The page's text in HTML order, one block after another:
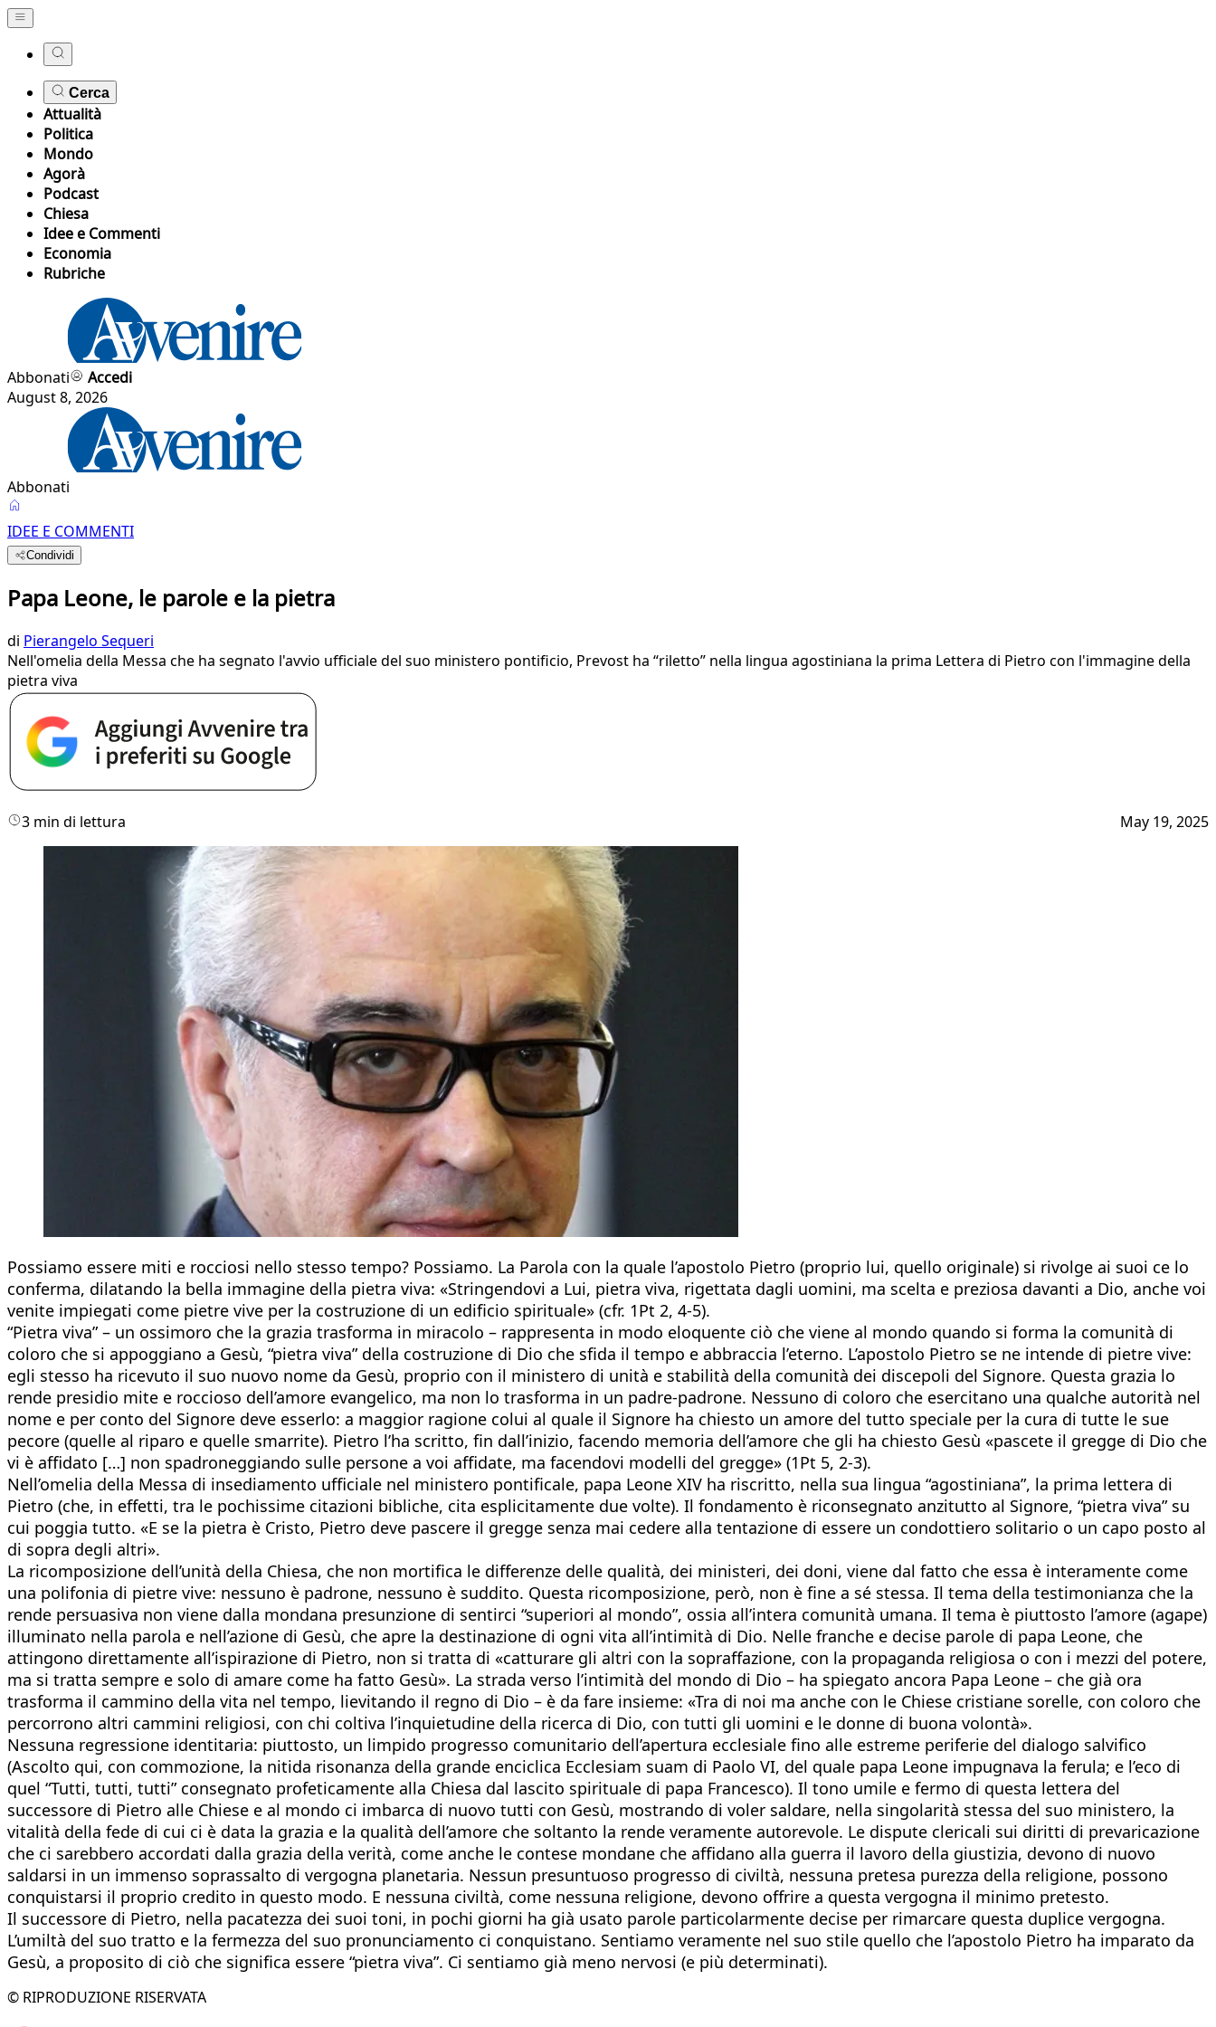
Cerca
Attualità
Politica
Mondo
Agorà
Podcast
Chiesa
Idee e Commenti
Economia
Rubriche
Abbonati
Accedi
August 8, 2026
Abbonati
IDEE E COMMENTI
Condividi
Papa Leone, le parole e la pietra
di Pierangelo Sequeri
Nell'omelia della Messa che ha segnato l'avvio ufficiale del suo ministero pontificio, Prevost ha “riletto” nella lingua agostiniana la prima Lettera di Pietro con l'immagine della
pietra viva
3 min di lettura May 19, 2025
Possiamo essere miti e rocciosi nello stesso tempo? Possiamo. La Parola con la quale l’apostolo Pietro (proprio lui, quello originale) si rivolge ai suoi ce lo
conferma, dilatando la bella immagine della pietra viva: «Stringendovi a Lui, pietra viva, rigettata dagli uomini, ma scelta e preziosa davanti a Dio, anche voi
venite impiegati come pietre vive per la costruzione di un edificio spirituale» (cfr. 1Pt 2, 4-5).
“Pietra viva” – un ossimoro che la grazia trasforma in miracolo – rappresenta in modo eloquente ciò che viene al mondo quando si forma la comunità di
coloro che si appoggiano a Gesù, “pietra viva” della costruzione di Dio che sfida il tempo e abbraccia l’eterno. L’apostolo Pietro se ne intende di pietre vive:
egli stesso ha ricevuto il suo nuovo nome da Gesù, proprio con il ministero di unità e stabilità della comunità dei discepoli del Signore. Questa grazia lo
rende presidio mite e roccioso dell’amore evangelico, ma non lo trasforma in un padre-padrone. Nessuno di coloro che esercitano una qualche autorità nel
nome e per conto del Signore deve esserlo: a maggior ragione colui al quale il Signore ha chiesto un amore del tutto speciale per la cura di tutte le sue
pecore (quelle al riparo e quelle smarrite). Pietro l’ha scritto, fin dall’inizio, facendo memoria dell’amore che gli ha chiesto Gesù «pascete il gregge di Dio che
vi è affidato […] non spadroneggiando sulle persone a voi affidate, ma facendovi modelli del gregge» (1Pt 5, 2-3).
Nell’omelia della Messa di insediamento ufficiale nel ministero pontificale, papa Leone XIV ha riscritto, nella sua lingua “agostiniana”, la prima lettera di
Pietro (che, in effetti, tra le pochissime citazioni bibliche, cita esplicitamente due volte). Il fondamento è riconsegnato anzitutto al Signore, “pietra viva” su
cui poggia tutto. «E se la pietra è Cristo, Pietro deve pascere il gregge senza mai cedere alla tentazione di essere un condottiero solitario o un capo posto al
di sopra degli altri».
La ricomposizione dell’unità della Chiesa, che non mortifica le differenze delle qualità, dei ministeri, dei doni, viene dal fatto che essa è interamente come
una polifonia di pietre vive: nessuno è padrone, nessuno è suddito. Questa ricomposizione, però, non è fine a sé stessa. Il tema della testimonianza che la
rende persuasiva non viene dalla mondana presunzione di sentirci “superiori al mondo”, ossia all’intera comunità umana. Il tema è piuttosto l’amore (agape)
illuminato nella parola e nell’azione di Gesù, che apre la destinazione di ogni vita all’intimità di Dio. Nelle franche e decise parole di papa Leone, che
attingono direttamente all’ispirazione di Pietro, non si tratta di «catturare gli altri con la sopraffazione, con la propaganda religiosa o con i mezzi del potere,
ma si tratta sempre e solo di amare come ha fatto Gesù». La strada verso l’intimità del mondo di Dio – ha spiegato ancora Papa Leone – che già ora
trasforma il cammino della vita nel tempo, lievitando il regno di Dio – è da fare insieme: «Tra di noi ma anche con le Chiese cristiane sorelle, con coloro che
percorrono altri cammini religiosi, con chi coltiva l’inquietudine della ricerca di Dio, con tutti gli uomini e le donne di buona volontà».
Nessuna regressione identitaria: piuttosto, un limpido progresso comunitario dell’apertura ecclesiale fino alle estreme periferie del dialogo salvifico
(Ascolto qui, con commozione, la nitida risonanza della grande enciclica Ecclesiam suam di Paolo VI, del quale papa Leone impugnava la ferula; e l’eco di
quel “Tutti, tutti, tutti” consegnato profeticamente alla Chiesa dal lascito spirituale di papa Francesco). Il tono umile e fermo di questa lettera del
successore di Pietro alle Chiese e al mondo ci imbarca di nuovo tutti con Gesù, mostrando di voler saldare, nella singolarità stessa del suo ministero, la
vitalità della fede di cui ci è data la grazia e la qualità dell’amore che soltanto la rende veramente autorevole. Le dispute clericali sui diritti di prevaricazione
che ci sarebbero accordati dalla grazia della verità, come anche le contese mondane che affidano alla guerra il lavoro della giustizia, devono di nuovo
saldarsi in un immenso soprassalto di vergogna planetaria. Nessun presuntuoso progresso di civiltà, nessuna pretesa purezza della religione, possono
conquistarsi il proprio credito in questo modo. E nessuna civiltà, come nessuna religione, devono offrire a questa vergogna il minimo pretesto.
Il successore di Pietro, nella pacatezza dei suoi toni, in pochi giorni ha già usato parole particolarmente decise per rimarcare questa duplice vergogna.
L’umiltà del suo tratto e la fermezza del suo pronunciamento ci conquistano. Sentiamo veramente nel suo stile quello che l’apostolo Pietro ha imparato da
Gesù, a proposito di ciò che significa essere “pietra viva”. Ci sentiamo già meno nervosi (e più determinati).
© RIPRODUZIONE RISERVATA